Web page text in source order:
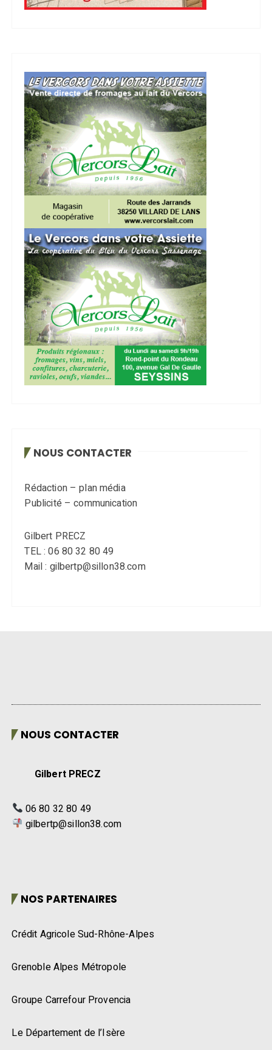
NOUS CONTACTER
Rédaction – plan média
Publicité – communication
Gilbert PRECZ
TEL : 06 80 32 80 49
Mail : gilbertp@sillon38.com
NOUS CONTACTER
Gilbert PRECZ
06 80 32 80 49
gilbertp@sillon38.com
NOS PARTENAIRES
Crédit Agricole Sud-Rhône-Alpes
Grenoble Alpes Métropole
Groupe Carrefour Provencia
Le Département de l’Isère